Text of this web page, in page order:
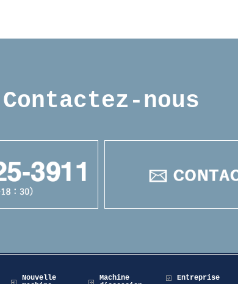
Contactez-nous
Nouvelle
Machine
Entreprise